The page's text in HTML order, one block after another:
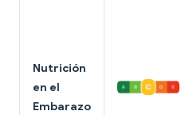
Nutrición
en el
Embarazo